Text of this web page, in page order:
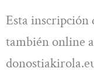
Esta inscripción
también online